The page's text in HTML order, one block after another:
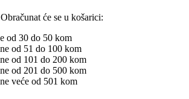
će se u košarici:
od 30 do 50 kom
od 51 do 100 kom
od 101 do 200 kom
od 201 do 500 kom
veće od 501 kom